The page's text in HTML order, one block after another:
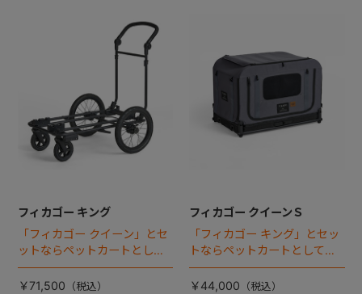
フィカゴー キング
「フィカゴー クイーン」とセ
ットならペットカートとして
使える、耐荷重50kgの大型犬
向け車体登場！
￥71,500
フィカゴー クイーンＳ
「フィカゴー キング」とセッ
トならペットカートとしても
使える、耐荷重30㎏の中～大
型犬向けケージが登場！
￥44,000